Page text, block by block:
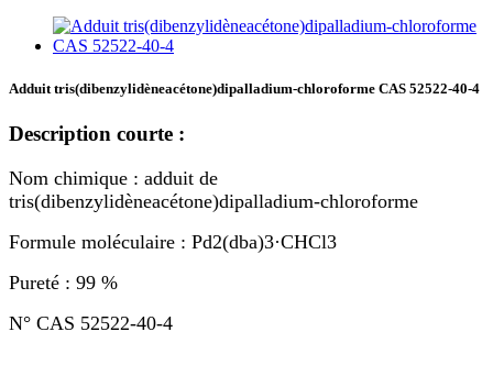
Adduit tris(dibenzylidèneacétone)dipalladium-chloroforme CAS 52522-40-4
Description courte :
Nom chimique : adduit de
tris(dibenzylidèneacétone)dipalladium-chloroforme
Formule moléculaire : Pd2(dba)3·CHCl3
Pureté : 99 %
N° CAS 52522-40-4